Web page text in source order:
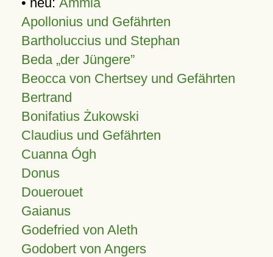
Apollonius und Gefährten
Bartholuccius und Stephan
Beda „der Jüngere”
Beocca von Chertsey und Gefährten
Bertrand
Bonifatius Żukowski
Claudius und Gefährten
Cuanna Ógh
Donus
Douerouet
Gaianus
Godefried von Aleth
Godobert von Angers